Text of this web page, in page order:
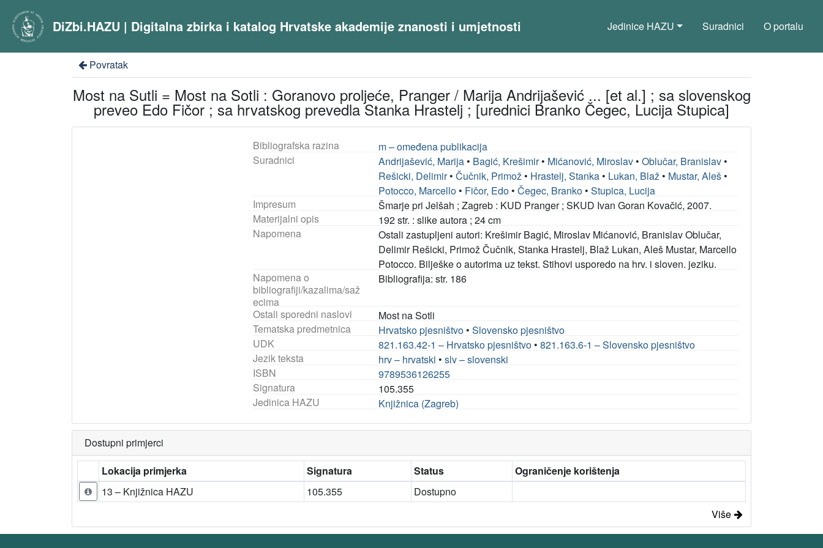
DiZbi.HAZU | Digitalna zbirka i katalog Hrvatske akademije znanosti i umjetnosti Jedinice HAZU Suradnici O portalu
Povratak
Most na Sutli = Most na Sotli : Goranovo proljeće, Pranger / Marija Andrijašević ... [et al.] ; sa slovenskog
preveo Edo Fičor ; sa hrvatskog prevedla Stanka Hrastelj ; [urednici Branko Čegec, Lucija Stupica]
Bibliografska razina
m – omeđena publikacija
Suradnici
Andrijašević, Marija • Bagić, Krešimir• Mićanović, Miroslav •Oblučar, Branislav •
Rešicki, Delimir•Čučnik, Primož • Hrastelj, Stanka • Lukan, Blaž • Mustar, Aleš •
Potocco, Marcello • Fičor, Edo •Čegec, Branko •Stupica, Lucija
Impresum
Šmarje pri Jelšah ; Zagreb : KUD Pranger ; SKUD Ivan Goran Kovačić, 2007.
Materijalni opis
192 str. : slike autora ; 24 cm
Napomena
Ostali zastupljeni autori: Krešimir Bagić, Miroslav Mićanović, Branislav Oblučar,
Delimir Rešicki, Primož Čučnik, Stanka Hrastelj, Blaž Lukan, Aleš Mustar, Marcello
Potocco. Bilješke o autorima uz tekst. Stihovi usporedo na hrv. i sloven. jeziku.
Napomena o
bibliografiji/kazalima/saž
ecima
Bibliografija: str. 186
Ostali sporedni naslovi
Most na Sotli
Tematska predmetnica
Hrvatsko pjesništvo •Slovensko pjesništvo
UDK
821.163.42-1 – Hrvatsko pjesništvo •821.163.6-1 – Slovensko pjesništvo
Jezik teksta
hrv – hrvatski •slv – slovenski
ISBN
9789536126255
Signatura
105.355
Jedinica HAZU
Knjižnica (Zagreb)
Dostupni primjerci
Lokacija primjerka
Signatura Status
Ograničenje korištenja
13 – Knjižnica HAZU
105.355
Dostupno
Više